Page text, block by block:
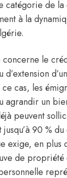
catégorie de
à la
le
cas, les
agrandir un
peuvent
90 %
exige, en plus
de